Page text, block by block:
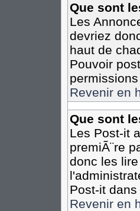
Que sont
Les
devriez
haut de
Pouvoir
Revenir en
Que sont
Les Post-it
premiÃ¨re
donc les
Post-it
Revenir en